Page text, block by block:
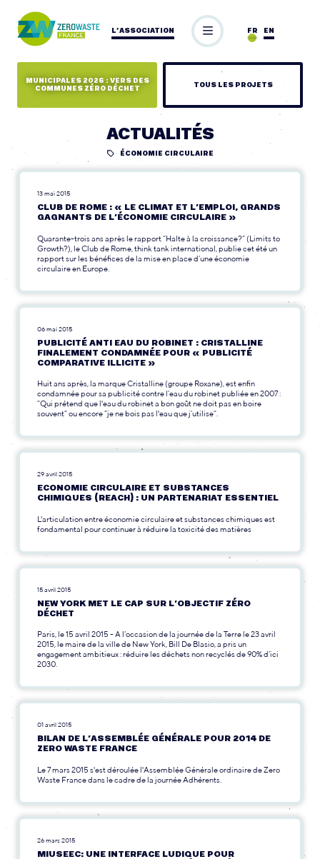
L’ASSOCIATION EN
FR
MUNICIPALES 2026 : VERS DES
COMMUNES ZÉRO DÉCHET
TOUS LES PROJETS
ACTUALITÉS
ÉCONOMIE CIRCULAIRE
13 mai 2015
CLUB DE ROME : « LE CLIMAT ET L’EMPLOI, GRANDS
GAGNANTS DE L’ÉCONOMIE CIRCULAIRE »
Quarante-trois ans après le rapport “Halte à la croissance?” (Limits to
Growth?), le Club de Rome, think tank international, publie cet été un
rapport sur les bénéfices de la mise en place d’une économie
circulaire en Europe.
06 mai 2015
PUBLICITÉ ANTI EAU DU ROBINET : CRISTALLINE
FINALEMENT CONDAMNÉE POUR « PUBLICITÉ
COMPARATIVE ILLICITE »
Huit ans après, la marque Cristalline (groupe Roxane), est enfin
condamnée pour sa publicité contre l’eau du robinet publiée en 2007 :
“Qui prétend que l'eau du robinet a bon goût ne doit pas en boire
souvent" ou encore "je ne bois pas l'eau que j’utilise”.
29 avril 2015
ECONOMIE CIRCULAIRE ET SUBSTANCES
CHIMIQUES (REACH) : UN PARTENARIAT ESSENTIEL
L'articulation entre économie circulaire et substances chimiques est
fondamental pour continuer à réduire la toxicité des matières
15 avril 2015
NEW YORK MET LE CAP SUR L’OBJECTIF ZÉRO
DÉCHET
Paris, le 15 avril 2015 - A l’occasion de la journée de la Terre le 23 avril
2015, le maire de la ville de New York, Bill De Blasio, a pris un
engagement ambitieux : réduire les déchets non recyclés de 90% d’ici
2030.
01 avril 2015
BILAN DE L’ASSEMBLÉE GÉNÉRALE POUR 2014 DE
ZERO WASTE FRANCE
Le 7 mars 2015 s'est déroulée l'Assemblée Générale ordinaire de Zero
Waste France dans le cadre de la journée Adhérents.
26 mars 2015
MIUSEEC: UNE INTERFACE LUDIQUE POUR